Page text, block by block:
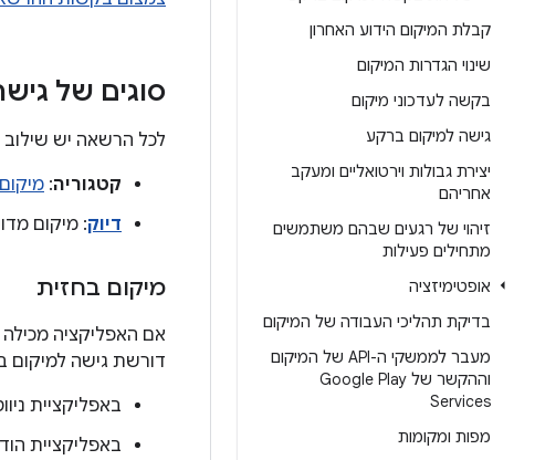
קבלת המיקום הידוע האחרון
שינוי הגדרות המיקום
בקשה לעדכוני מיקום
גישה למיקום ברקע
יצירת גבולות וירטואליים ומעקב
אחריהם
זיהוי של רגעים שבהם משתמשים
מתחילים פעילות
אופטימיזציה
בדיקת תהליכי העבודה של המיקום
מעבר לממשקי ה-API של המיקום
וההקשר של Google Play
Services
מפות ומקומות
סוגים של
לכל הרשאה יש
קטגוריה:
דיוק: מיקום
מיקום בחזית
אם האפליקציה
דורשת גישה למיקום
באפליקציית
באפליקציית